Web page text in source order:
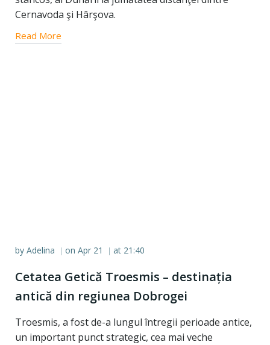
Cernavoda şi Hârşova.
Read More
by Adelina | on Apr 21 | at 21:40
Cetatea Getică Troesmis – destinația
antică din regiunea Dobrogei
Troesmis, a fost de-a lungul întregii perioade antice,
un important punct strategic, cea mai veche